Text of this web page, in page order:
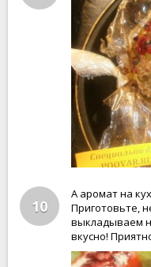
10
А аромат на
Приготовьте,
выкладываем
вкусно!